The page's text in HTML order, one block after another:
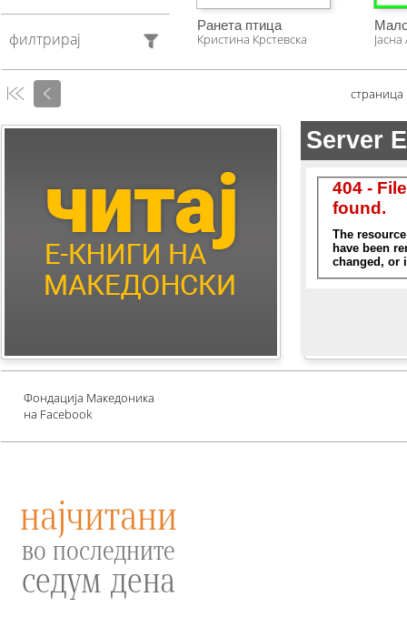
Манускрипт
Антологија
Колумни
Children's Literature
Млади автори
Е-книги за едукација
против зависности и
филтрирај
Ранета птица
Кристина Крстевска
страница
Фондација Македоника
на Facebook
најчитани
во последните
седум дена